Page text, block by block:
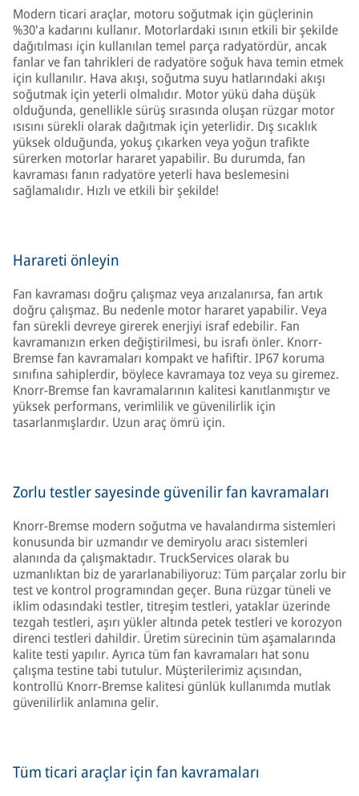
Modern ticari araçlar, motoru soğutmak için güçlerinin
%30'a kadarını kullanır. Motorlardaki ısının etkili bir şekilde
dağıtılması için kullanılan temel parça radyatördür, ancak
fanlar ve fan tahrikleri de radyatöre soğuk hava temin etmek
için kullanılır. Hava akışı, soğutma suyu hatlarındaki akışı
soğutmak için yeterli olmalıdır. Motor yükü daha düşük
olduğunda, genellikle sürüş sırasında oluşan rüzgar motor
ısısını sürekli olarak dağıtmak için yeterlidir. Dış sıcaklık
yüksek olduğunda, yokuş çıkarken veya yoğun trafikte
sürerken motorlar hararet yapabilir. Bu durumda, fan
kavraması fanın radyatöre yeterli hava beslemesini
sağlamalıdır. Hızlı ve etkili bir şekilde!
Harareti önleyin
Fan kavraması doğru çalışmaz veya arızalanırsa, fan artık
doğru çalışmaz. Bu nedenle motor hararet yapabilir. Veya
fan sürekli devreye girerek enerjiyi israf edebilir. Fan
kavramanızın erken değiştirilmesi, bu israfı önler. Knorr-
Bremse fan kavramaları kompakt ve hafiftir. IP67 koruma
sınıfına sahiplerdir, böylece kavramaya toz veya su giremez.
Knorr-Bremse fan kavramalarının kalitesi kanıtlanmıştır ve
yüksek performans, verimlilik ve güvenilirlik için
tasarlanmışlardır. Uzun araç ömrü için.
Zorlu testler sayesinde güvenilir fan kavramaları
Knorr-Bremse modern soğutma ve havalandırma sistemleri
konusunda bir uzmandır ve demiryolu aracı sistemleri
alanında da çalışmaktadır. TruckServices olarak bu
uzmanlıktan biz de yararlanabiliyoruz: Tüm parçalar zorlu bir
test ve kontrol programından geçer. Buna rüzgar tüneli ve
iklim odasındaki testler, titreşim testleri, yataklar üzerinde
tezgah testleri, aşırı yükler altında petek testleri ve korozyon
direnci testleri dahildir. Üretim sürecinin tüm aşamalarında
kalite testi yapılır. Ayrıca tüm fan kavramaları hat sonu
çalışma testine tabi tutulur. Müşterilerimiz açısından,
kontrollü Knorr-Bremse kalitesi günlük kullanımda mutlak
güvenilirlik anlamına gelir.
Tüm ticari araçlar için fan kavramaları